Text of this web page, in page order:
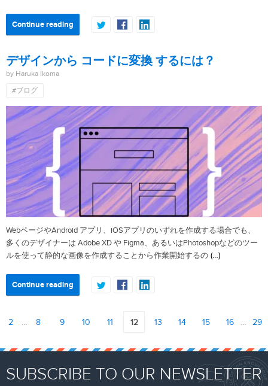
Continue reading
デザインから コードに変換 するには？
by Haruka Ikoma
#ブログ
WebページやAndroid アプリ、iOSアプリのいずれを作成する場合でも、
多くのデザイナーは Adobe XD や Figma、あるいはPhotoshopなどのツー
ルを使って静的な画像を作成することから作業開始するの (…)
Continue reading
2 … 8 9 10 11 12 13 14 15 16 … 29
SUBSCRIBE TO OUR NEWSLETTER